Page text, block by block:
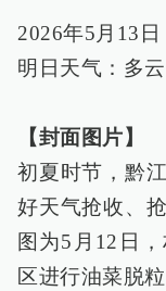
2026年5月13
明日天气：多
【封面图片】
初夏时节，黔
好天气抢收、
图为5月12日
区进行油菜脱